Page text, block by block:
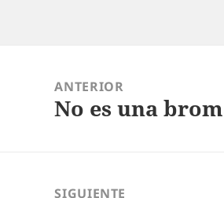
entradas
ANTERIOR
Entrada
No es una
SIGUIENTE